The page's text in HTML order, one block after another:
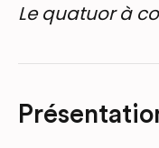
Le quatuor à